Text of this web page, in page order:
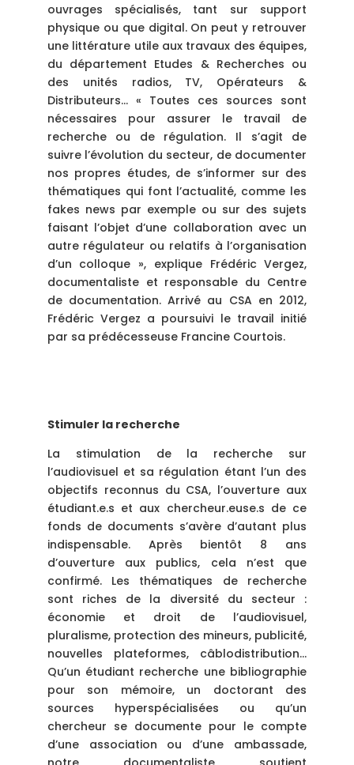
ouvrages spécialisés, tant sur support
physique ou que digital. On peut y retrouver
une littérature utile aux travaux des équipes,
du département Etudes & Recherches ou
des unités radios, TV, Opérateurs &
Distributeurs… « Toutes ces sources sont
nécessaires pour assurer le travail de
recherche ou de régulation. Il s’agit de
suivre l’évolution du secteur, de documenter
nos propres études, de s’informer sur des
thématiques qui font l’actualité, comme les
fakes news par exemple ou sur des sujets
faisant l’objet d’une collaboration avec un
autre régulateur ou relatifs à l’organisation
d’un colloque », explique Frédéric Vergez,
documentaliste et responsable du Centre
de documentation. Arrivé au CSA en 2012,
Frédéric Vergez a poursuivi le travail initié
par sa prédécesseuse Francine Courtois.
Stimuler la recherche
La stimulation de la recherche sur
l’audiovisuel et sa régulation étant l’un des
objectifs reconnus du CSA, l’ouverture aux
étudiant.e.s et aux chercheur.euse.s de ce
fonds de documents s’avère d’autant plus
indispensable. Après bientôt 8 ans
d’ouverture aux publics, cela n’est que
confirmé. Les thématiques de recherche
sont riches de la diversité du secteur :
économie et droit de l’audiovisuel,
pluralisme, protection des mineurs, publicité,
nouvelles plateformes, câblodistribution…
Qu’un étudiant recherche une bibliographie
pour son mémoire, un doctorant des
sources hyperspécialisées ou qu’un
chercheur se documente pour le compte
d’une association ou d’une ambassade,